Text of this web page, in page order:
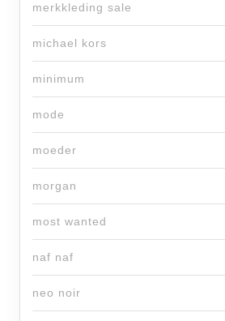
merkkleding sale
michael kors
minimum
mode
moeder
morgan
most wanted
naf naf
neo noir